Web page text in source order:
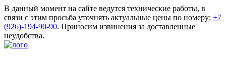
В данный момент на сайте ведутся технические работы, в
связи с этим просьба уточнять актуальные цены по номеру: +7
(926)-194-90-90. Приносим извинения за доставленные
неудобства.